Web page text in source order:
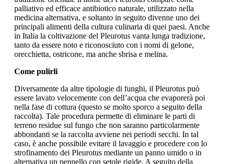
palliativo ed efficace antibiotico naturale, utilizzato nella
medicina alternativa, e soltanto in seguito divenne uno dei
principali alimenti della cultura culinaria di quei paesi. Anche
in Italia la coltivazione del Pleurotus vanta lunga tradizione,
tanto da essere noto e riconosciuto con i nomi di gelone,
orecchietta, ostricone, ma anche sbrisa e melina.
Come pulirli
Diversamente da altre tipologie di funghi, il Pleurotus può
essere lavato velocemente con dell’acqua che evaporerà poi
nella fase di cottura (questo se molto sporco a seguito della
raccolta). Tale procedura permette di eliminare le parti di
terreno residue sul fungo che non saranno particolarmente
abbondanti se la raccolta avviene nei periodi secchi. In tal
caso, è anche possibile evitare il lavaggio e procedere con lo
strofinamento dei Pleurotus mediante un panno umido o in
alternativa un pennello con setole rigide. A seguito della